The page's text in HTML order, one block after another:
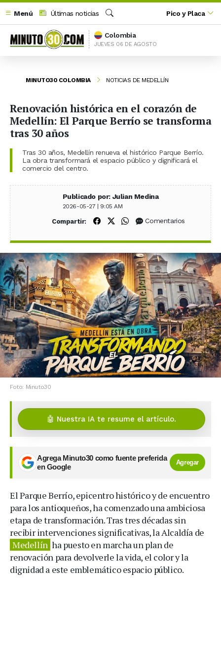
Menú
Últimas noticias
Buscar
Pico y Placa
Colombia
JUEVES 06 DE AGOSTO
MINUTO30 COLOMBIA NOTICIAS DE MEDELLÍN
Renovación histórica en el corazón de
Medellín: El Parque Berrío se transforma
tras 30 años
Tras 30 años, Medellín renueva el histórico Parque Berrío.
La obra transformará el espacio público y dignificará el
comercio del centro.
Publicado por: Julian Medina
2026-05-27 | 9:05 AM
Compartir: Compartir en Facebook
Compartir en X (Twitter)
Compartir en WhatsApp
Comentarios
Foto: Minuto30
🤖 Nuestra IA te resume el artículo.
Agrega Minuto30 como fuente preferida
en Google
Agregar
El Parque Berrío, epicentro histórico y de encuentro
para los antioqueños, ha comenzado una ambiciosa
etapa de transformación. Tras tres décadas sin
recibir intervenciones significativas, la Alcaldía de
Medellín ha puesto en marcha un plan de
renovación para devolverle la vida, el color y la
dignidad a este emblemático espacio público.